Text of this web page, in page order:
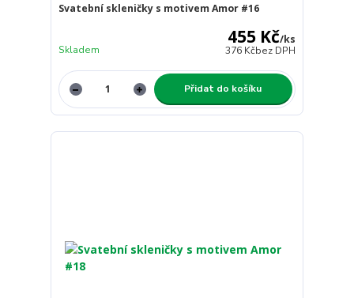
Svatební skleničky s motivem Amor #16
455 Kč/ks
376 Kčbez DPH
Skladem
Přidat do košíku